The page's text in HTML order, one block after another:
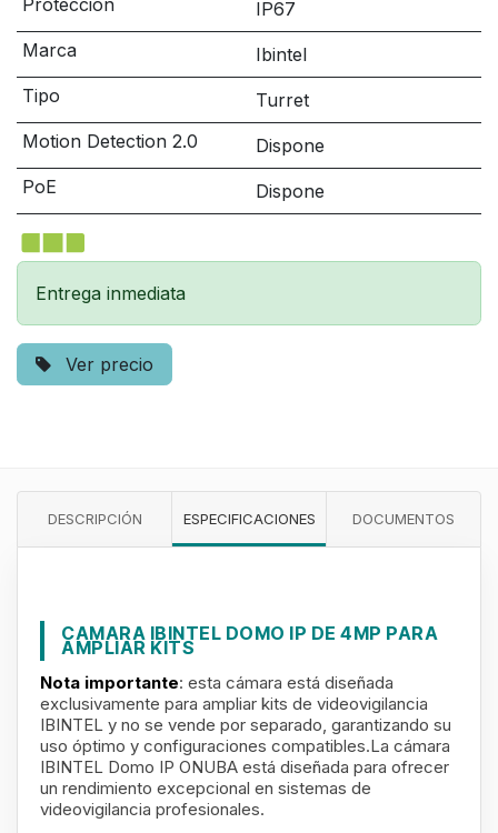
Protección
IP67
Marca
Ibintel
Tipo
Turret
Motion Detection 2.0
Dispone
PoE
Dispone
Entrega inmediata
Ver precio
DESCRIPCIÓN ESPECIFICACIONES DOCUMENTOS
CAMARA IBINTEL DOMO IP DE 4MP PARA
AMPLIAR KITS
Nota importante: esta cámara está diseñada
exclusivamente para ampliar kits de videovigilancia
IBINTEL y no se vende por separado, garantizando su
uso óptimo y configuraciones compatibles.La cámara
IBINTEL Domo IP ONUBA está diseñada para ofrecer
un rendimiento excepcional en sistemas de
videovigilancia profesionales.